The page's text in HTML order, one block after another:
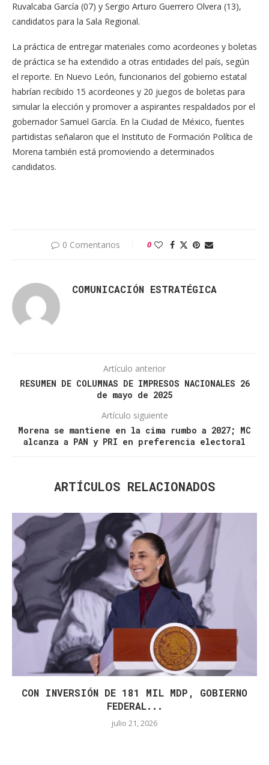
Ruvalcaba García (07) y Sergio Arturo Guerrero Olvera (13),
candidatos para la Sala Regional.
La práctica de entregar materiales como acordeones y boletas
de práctica se ha extendido a otras entidades del país, según
el reporte. En Nuevo León, funcionarios del gobierno estatal
habrían recibido 15 acordeones y 20 juegos de boletas para
simular la elección y promover a aspirantes respaldados por el
gobernador Samuel García. En la Ciudad de México, fuentes
partidistas señalaron que el Instituto de Formación Política de
Morena también está promoviendo a determinados
candidatos.
0 Comentarios 0
COMUNICACIÓN ESTRATÉGICA
Artículo anterior
RESUMEN DE COLUMNAS DE IMPRESOS NACIONALES 26
de mayo de 2025
Artículo siguiente
Morena se mantiene en la cima rumbo a 2027; MC
alcanza a PAN y PRI en preferencia electoral
ARTÍCULOS RELACIONADOS
CON INVERSIÓN DE 181 MIL MDP, GOBIERNO
FEDERAL...
julio 21, 2026